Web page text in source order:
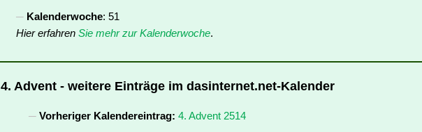
Kalenderwoche: 51
Hier erfahren Sie mehr zur Kalenderwoche.
4. Advent - weitere Einträge im dasinternet.net-Kalender
Vorheriger Kalendereintrag: 4. Advent 2514